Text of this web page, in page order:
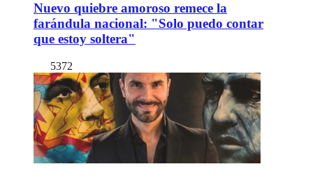
Nuevo quiebre amoroso remece la
farándula nacional: "Solo puedo contar
que estoy soltera"
5372